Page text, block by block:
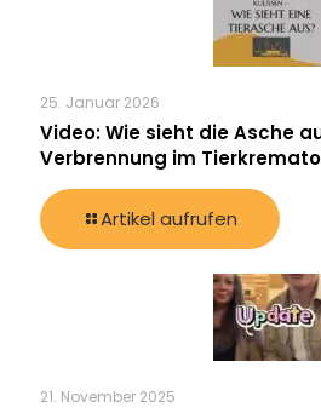
25. Januar 2026
Video: Wie sieht die Asche
Verbrennung im
Artikel aufrufen
21. November 2025